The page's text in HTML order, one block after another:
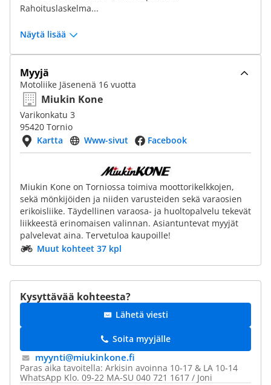
Rahoituslaskelma...
Näytä lisää
Myyjä
Motoliike Jäsenenä 16 vuotta
Miukin Kone
Varikonkatu 3
95420 Tornio
Kartta
Www-sivut Facebook
Miukin Kone on Torniossa toimiva moottorikelkkojen,
sekä mönkijöiden ja niiden varusteiden sekä varaosien
erikoisliike. Täydellinen varaosa- ja huoltopalvelu tekevät
liikkeestä erinomaisen valinnan. Asiantuntevat myyjät
palvelevat aina. Tervetuloa kaupoille!
Muut kohteet 37 kpl
Kysyttävää kohteesta?
Lähetä viesti
Soita myyjälle
myynti@​miukinkone.fi
Paras aika tavoitella: Arkisin avoinna 10-17 & LA 10-14
WhatsApp Klo. 09-22 MA-SU 040 721 1617 / Joni